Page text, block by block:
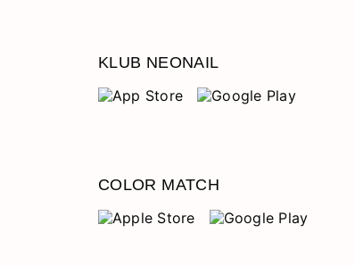
KLUB NEONAIL
COLOR MATCH